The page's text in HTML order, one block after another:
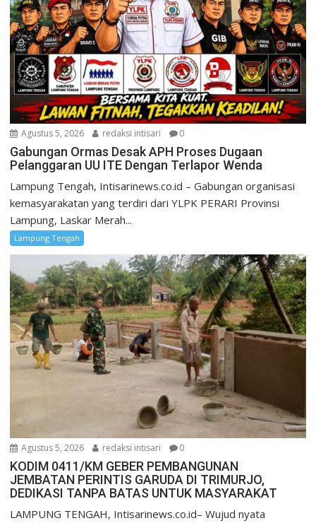
Agustus 5, 2026 redaksi intisari 0
Gabungan Ormas Desak APH Proses Dugaan
Pelanggaran UU ITE Dengan Terlapor Wenda
Lampung Tengah, Intisarinews.co.id – Gabungan organisasi
kemasyarakatan yang terdiri dari YLPK PERARI Provinsi
Lampung, Laskar Merah...
Lampung Tengah
Agustus 5, 2026 redaksi intisari 0
KODIM 0411/KM GEBER PEMBANGUNAN
JEMBATAN PERINTIS GARUDA DI TRIMURJO,
DEDIKASI TANPA BATAS UNTUK MASYARAKAT
LAMPUNG TENGAH, Intisarinews.co.id– Wujud nyata